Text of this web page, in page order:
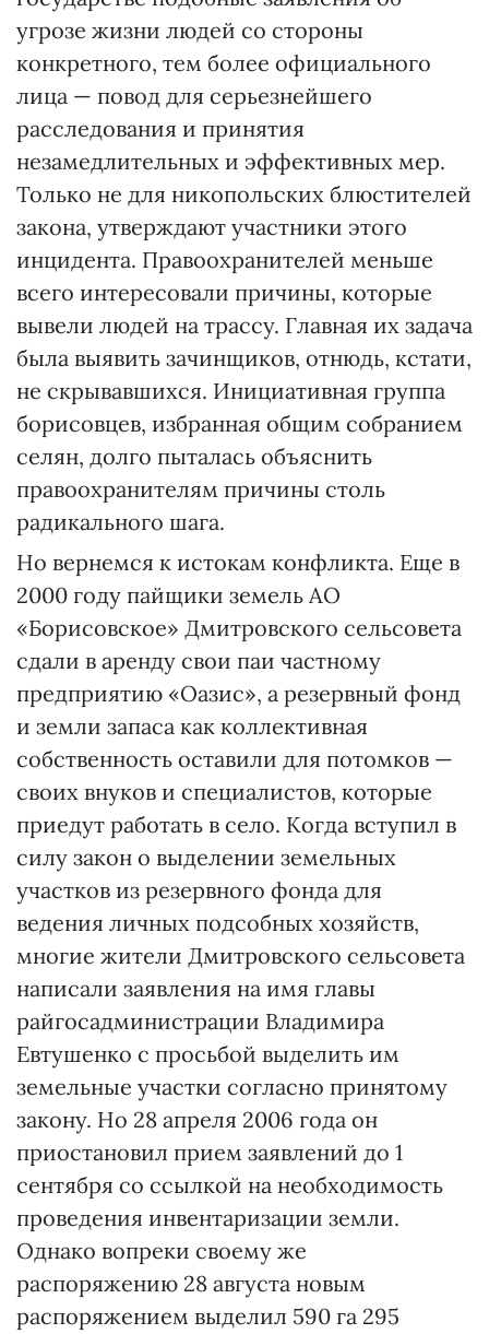
угрозе жизни людей со стороны
конкретного, тем более официального
лица — повод для серьезнейшего
расследования и принятия
незамедлительных и эффективных мер.
Только не для никопольских блюстителей
закона, утверждают участники этого
инцидента. Правоохранителей меньше
всего интересовали причины, которые
вывели людей на трассу. Главная их задача
была выявить зачинщиков, отнюдь, кстати,
не скрывавшихся. Инициативная группа
борисовцев, избранная общим собранием
селян, долго пыталась объяснить
правоохранителям причины столь
радикального шага.
Но вернемся к истокам конфликта. Еще в
2000 году пайщики земель АО
«Борисовское» Дмитровского сельсовета
сдали в аренду свои паи частному
предприятию «Оазис», а резервный фонд
и земли запаса как коллективная
собственность оставили для потомков —
своих внуков и специалистов, которые
приедут работать в село. Когда вступил в
силу закон о выделении земельных
участков из резервного фонда для
ведения личных подсобных хозяйств,
многие жители Дмитровского сельсовета
написали заявления на имя главы
райгосадминистрации Владимира
Евтушенко с просьбой выделить им
земельные участки согласно принятому
закону. Но 28 апреля 2006 года он
приостановил прием заявлений до 1
сентября со ссылкой на необходимость
проведения инвентаризации земли.
Однако вопреки своему же
распоряжению 28 августа новым
распоряжением выделил 590 га 295